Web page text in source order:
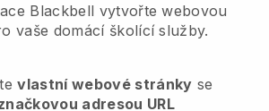
Blackbell vytvořte webovou
vaše domácí školící služby.
vlastní webové stránky se
adresou URL